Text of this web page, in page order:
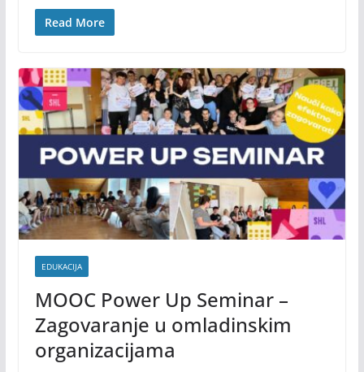
Read More
EDUKACIJA
MOOC Power Up Seminar –
Zagovaranje u omladinskim
organizacijama